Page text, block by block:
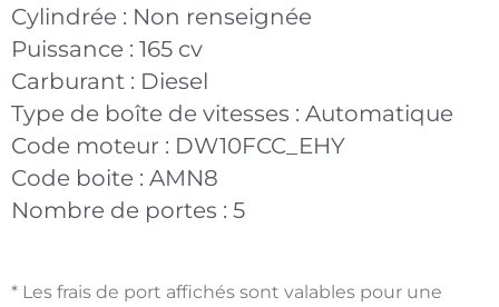
Cylindrée : Non renseignée
Puissance : 165 cv
Carburant : Diesel
Type de boîte de vitesses : Automatique
Code moteur : DW10FCC_EHY
Code boite : AMN8
Nombre de portes : 5
* Les frais de port affichés sont valables pour une